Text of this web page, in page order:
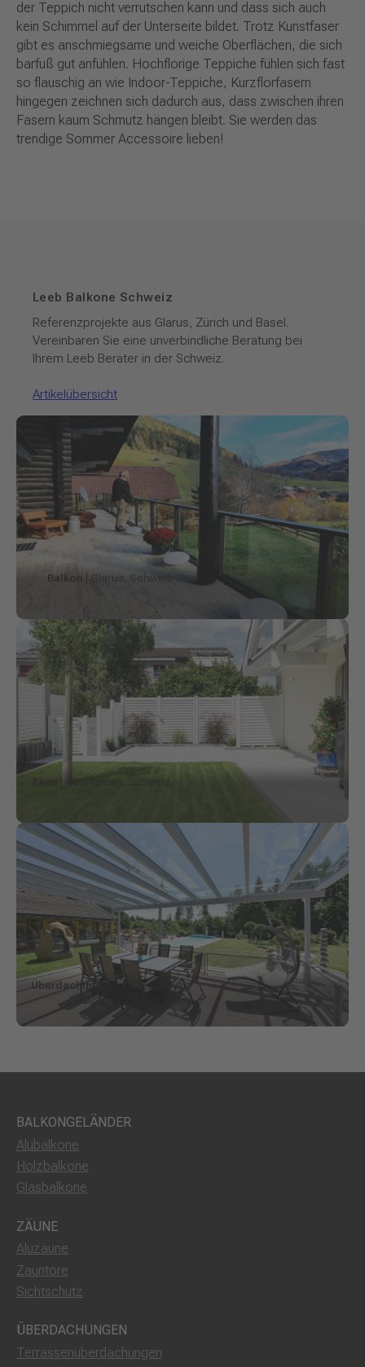
der Teppich nicht verrutschen kann und dass sich auch
kein Schimmel auf der Unterseite bildet. Trotz Kunstfaser
gibt es anschmiegsame und weiche Oberflächen, die sich
barfuß gut anfühlen. Hochflorige Teppiche fühlen sich fast
so flauschig an wie Indoor-Teppiche, Kurzflorfasern
hingegen zeichnen sich dadurch aus, dass zwischen ihren
Fasern kaum Schmutz hängen bleibt. Sie werden das
trendige Sommer Accessoire lieben!
Leeb Balkone Schweiz
Referenzprojekte aus Glarus, Zürich und Basel.
Vereinbaren Sie eine unverbindliche Beratung bei
Ihrem Leeb Berater in der Schweiz.
Artikelübersicht
Balkon | Glarus, Schweiz
Zaun | Oberfelden, Schweiz
Überdachung| Zürich, Schweiz
BALKONGELÄNDER
Alubalkone
Holzbalkone
Glasbalkone
ZÄUNE
Aluzäune
Zauntore
Sichtschutz
ÜBERDACHUNGEN
Terrassenüberdachungen